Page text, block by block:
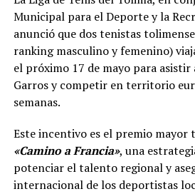
Municipal para el Deporte y la
anunció que dos tenistas
ranking masculino y femenino)
el próximo 17 de mayo para
Garros y competir en territorio
semanas.
Este incentivo es el premio
«Camino a Francia», una
potenciar el talento regional y
internacional de los deportistas